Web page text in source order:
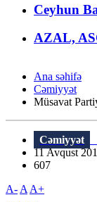
Ceyhun
AZAL,
Ana səhifə
Cəmiyyət
Müsavat
Cəmiyyət
11 Avqust
607
A- A A+